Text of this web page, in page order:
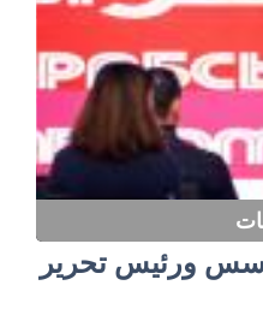
ورئيس تحرير